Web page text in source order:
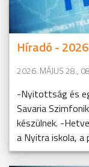
Híradó -
2026. MÁJUS 28.,
-Nyitottság és
Savaria
készülnek. -
a Nyitra iskola, a